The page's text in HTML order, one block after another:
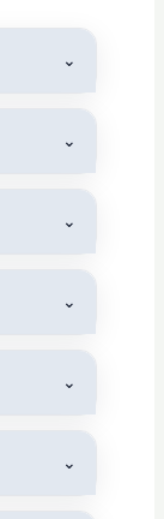
⌄
⌄
⌄
⌄
⌄
⌄